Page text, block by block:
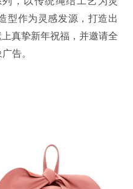
型作为灵感发源，打造出
真挚新年祝福，并邀请全
告。